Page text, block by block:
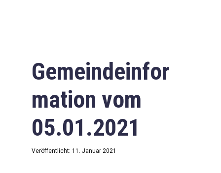
Gemeindeinfor
mation vom
05.01.2021
Veröffentlicht: 11. Januar 2021